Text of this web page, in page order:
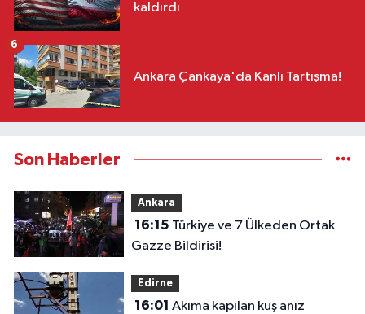
kaldırdı
Ankara Çankaya'da Kanlı Tartışma!
6
Son Haberler
Ankara
16:15
Gazze Bildirisi!
Edirne
16:01